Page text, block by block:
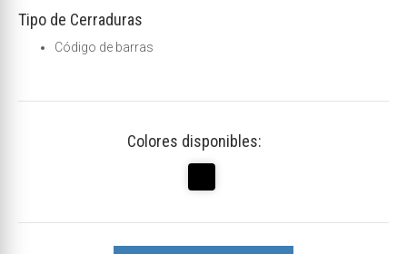
Tipo de Cerraduras
Código de barras
Colores disponibles: